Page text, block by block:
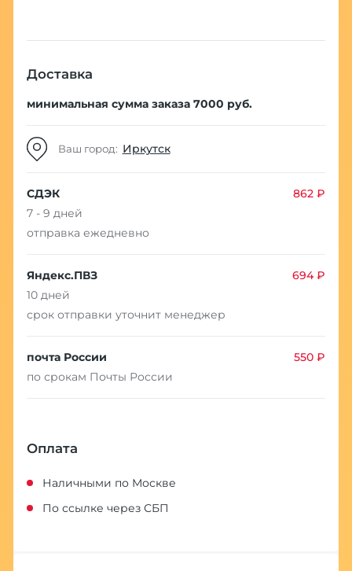
Доставка
минимальная сумма заказа 7000 руб.
Ваш город: Иркутск
СДЭК
862 ₽
7 - 9 дней
отправка ежедневно
Яндекс.ПВЗ
694 ₽
10 дней
срок отправки уточнит менеджер
почта России
550 ₽
по срокам Почты России
Оплата
Наличными по Москве
По ссылке через СБП